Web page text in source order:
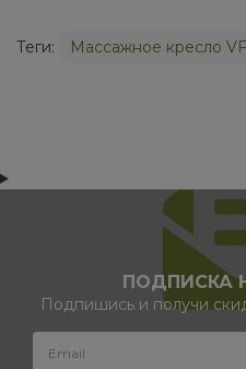
Теги: Массажное кресло
ПОДПИСКА
Подпишись и получи